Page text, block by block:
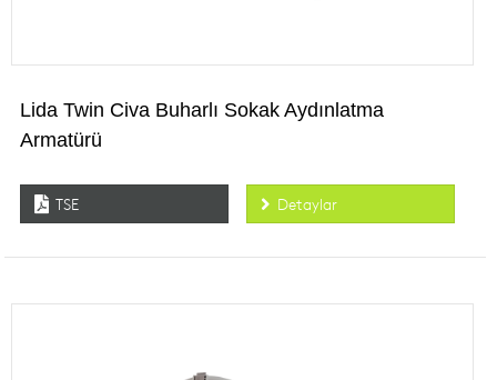
Lida Twin Civa Buharlı Sokak Aydınlatma
Armatürü
TSE Detaylar